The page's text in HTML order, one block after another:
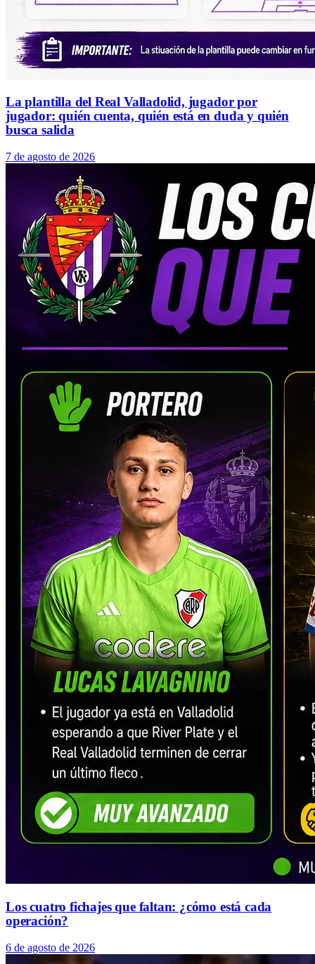
La plantilla del Real Valladolid, jugador por
jugador: quién cuenta, quién está en duda y quién
busca salida
7 de agosto de 2026
Los cuatro fichajes que faltan: ¿cómo está cada
operación?
6 de agosto de 2026